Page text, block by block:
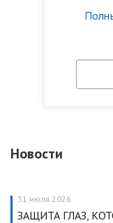
Новости
31 июля 2026
ЗАЩИТА ГЛАЗ,